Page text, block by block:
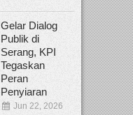
Gelar Dialog
Publik di
Serang, KPI
Tegaskan
Peran
Penyiaran
Jun 22, 2026